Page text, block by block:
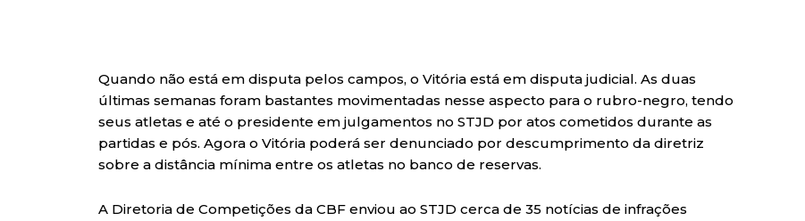
Quando não está em disputa pelos campos, o Vitória está em disputa judicial. As duas
últimas semanas foram bastantes movimentadas nesse aspecto para o rubro-negro, tendo
seus atletas e até o presidente em julgamentos no STJD por atos cometidos durante as
partidas e pós. Agora o Vitória poderá ser denunciado por descumprimento da diretriz
sobre a distância mínima entre os atletas no banco de reservas.
A Diretoria de Competições da CBF enviou ao STJD cerca de 35 notícias de infrações